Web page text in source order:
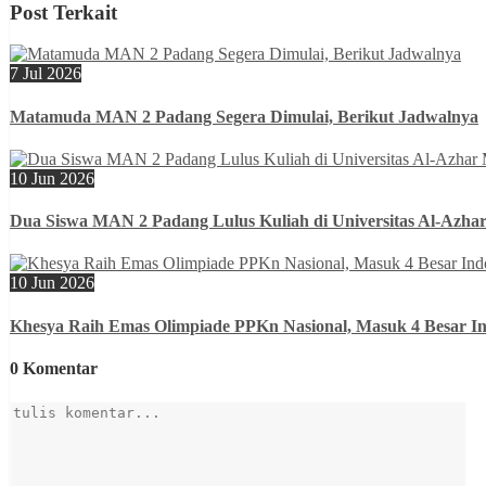
Post Terkait
7 Jul 2026
Matamuda MAN 2 Padang Segera Dimulai, Berikut Jadwalnya
10 Jun 2026
Dua Siswa MAN 2 Padang Lulus Kuliah di Universitas Al-
10 Jun 2026
Khesya Raih Emas Olimpiade PPKn Nasional, Masuk 4 Besar
0 Komentar